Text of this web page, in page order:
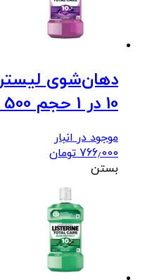
10 در 1 حجم 500 میلی‌لیتر(اورپای)
موجود در انبار
766٫000 تومان
بستن